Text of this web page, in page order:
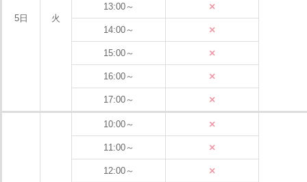
5日 火
13:00～ ×
14:00～ ×
15:00～ ×
16:00～ ×
17:00～ ×
10:00～ ×
11:00～ ×
12:00～ ×